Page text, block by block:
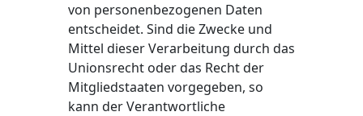
von personenbezogenen Daten
entscheidet. Sind die Zwecke und
Mittel dieser Verarbeitung durch das
Unionsrecht oder das Recht der
Mitgliedstaaten vorgegeben, so
kann der Verantwortliche